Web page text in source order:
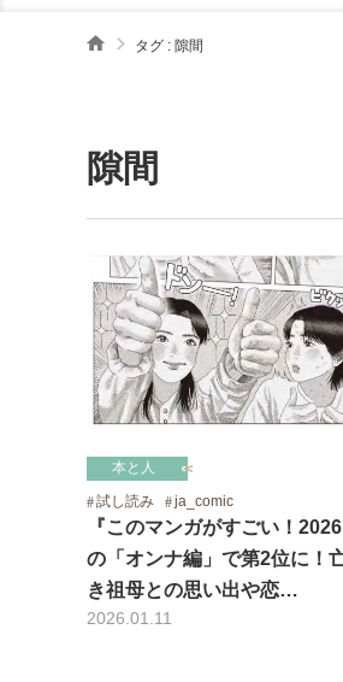
タグ : 隙間
隙間
本と人
試し読み
ja_comic
『このマンガがすごい！2026
の「オンナ編」で第2位に！
き祖母との思い出や恋…
2026.01.11